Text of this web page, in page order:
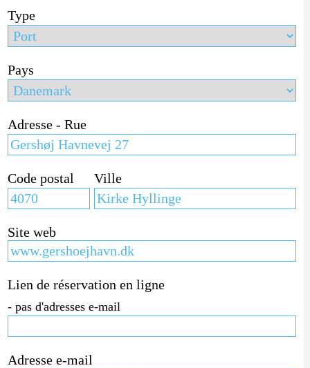
Type
Pays
Adresse - Rue
Code postal Ville
Site web
Lien de réservation en ligne
- pas d'adresses e-mail
Adresse e-mail